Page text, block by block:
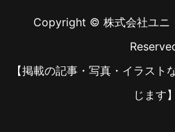
Copyright © 株式会社ユニ
【掲載の記事・写真・イラスト
じます】